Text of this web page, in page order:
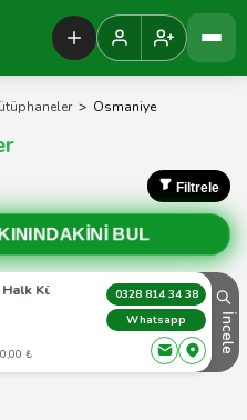
> Osmaniye
Filtrele
BUL
Kütüphanesi
₺
0328 814 34 38
Whatsapp
İncele